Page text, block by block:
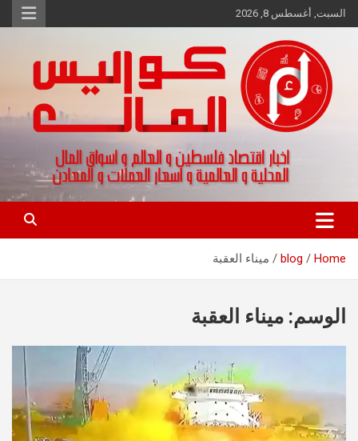
Skip
to
السبت, أغسطس 8, 2026
كواليس المال
اخبار اقتصاد فلسطين و العالم و تقارير اسواق المال و العملات
Home
blog ميناء العقبة
الوسم: ميناء العقبة